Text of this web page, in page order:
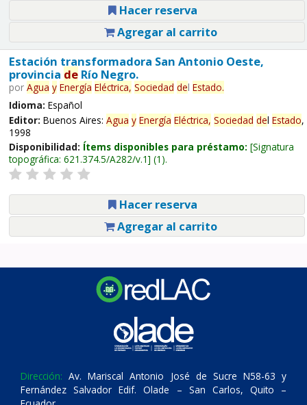
Hacer reserva
Agregar al carrito
Estación transformadora San Antonio Oeste,
provincia deRío Negro.
por Agua y Energía Eléctrica, Sociedad del Estado.
Idioma: Español
Editor: Buenos Aires: Agua y Energía Eléctrica, Sociedad del Estado,
1998
Disponibilidad: Ítems disponibles para préstamo: Signatura
topográfica: 621.374.5/A282/v.1 (1).
Hacer reserva
Agregar al carrito
Dirección: Av. Mariscal Antonio José de Sucre N58-63 y
Fernández Salvador Edif. Olade – San Carlos, Quito –